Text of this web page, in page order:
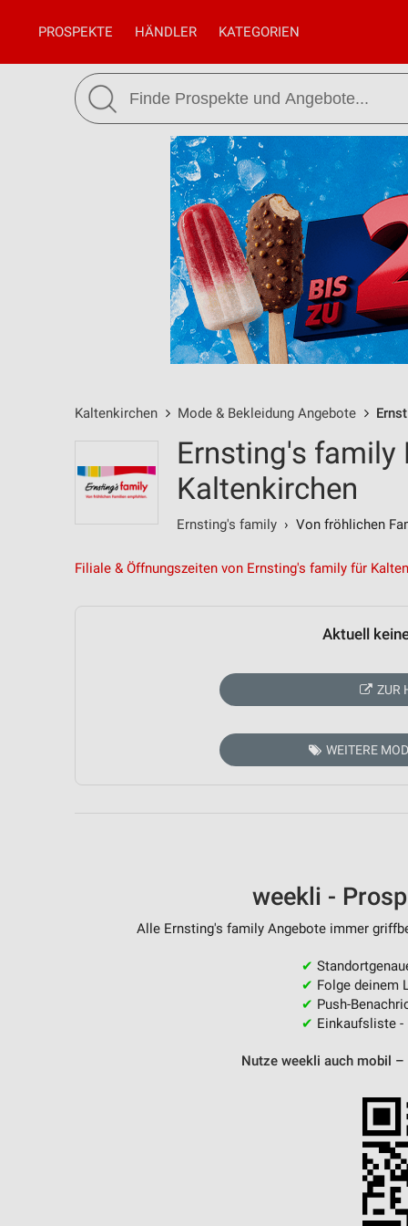
PROSPEKTE HÄNDLER KATEGORIEN
Kaltenkirchen Mode & Bekleidung Angebote
Ernsting's family
Kaltenkirchen
Ernsting's family › Von fröhlichen
Filiale & Öffnungszeiten von Ernsting's family für
Aktuell
ZUR
WEITERE
weekli -
Alle Ernsting's family Angebote immer
✔
✔ Folge deinem
✔ Push-
✔ Einkaufsliste -
Nutze weekli auch mobil –